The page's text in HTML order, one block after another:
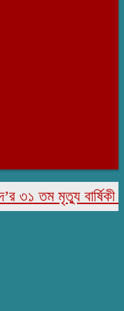
মৃত্যু বার্ষিকী পালিত